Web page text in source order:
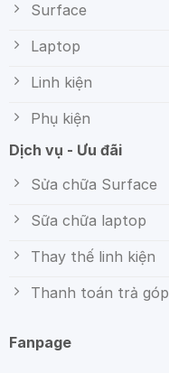
Surface
Laptop
Linh kiện
Phụ kiện
Dịch vụ - Ưu đãi
Sửa chữa Surface
Sữa chữa laptop
Thay thế linh kiện
Thanh toán trả góp
Fanpage